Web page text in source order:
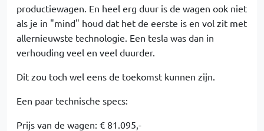
productiewagen. En heel erg duur is de wagen ook niet
als je in "mind" houd dat het de eerste is en vol zit met
allernieuwste technologie. Een tesla was dan in
verhouding veel en veel duurder.
Dit zou toch wel eens de toekomst kunnen zijn.
Een paar technische specs:
Prijs van de wagen: € 81.095,-